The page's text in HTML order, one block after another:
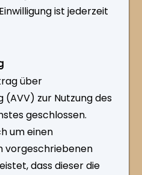
ist jederzeit
über
zur Nutzung des
geschlossen.
um einen
vorgeschriebenen
dass dieser die